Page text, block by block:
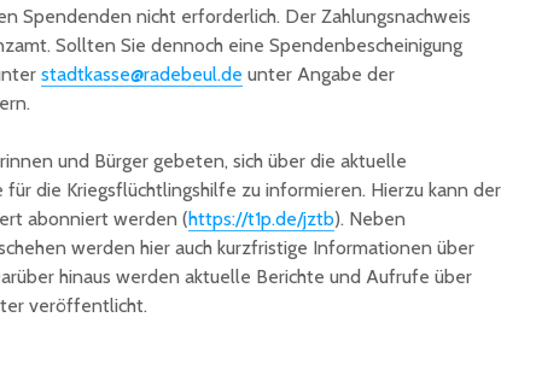
Spendenden nicht erforderlich. Der Zahlungsnachweis
Sollten Sie dennoch eine Spendenbescheinigung
stadtkasse@radebeul.de unter Angabe der
und Bürger gebeten, sich über die aktuelle
für die Kriegsflüchtlingshilfe zu informieren. Hierzu kann der
abonniert werden (https://t1p.de/jztb). Neben
werden hier auch kurzfristige Informationen über
hinaus werden aktuelle Berichte und Aufrufe über
veröffentlicht.